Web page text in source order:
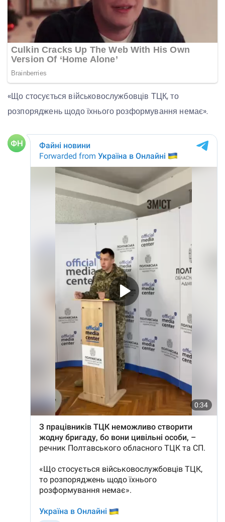
«Що стосується військовослужбовців ТЦК, то
розпоряджень щодо їхнього розформування немає».